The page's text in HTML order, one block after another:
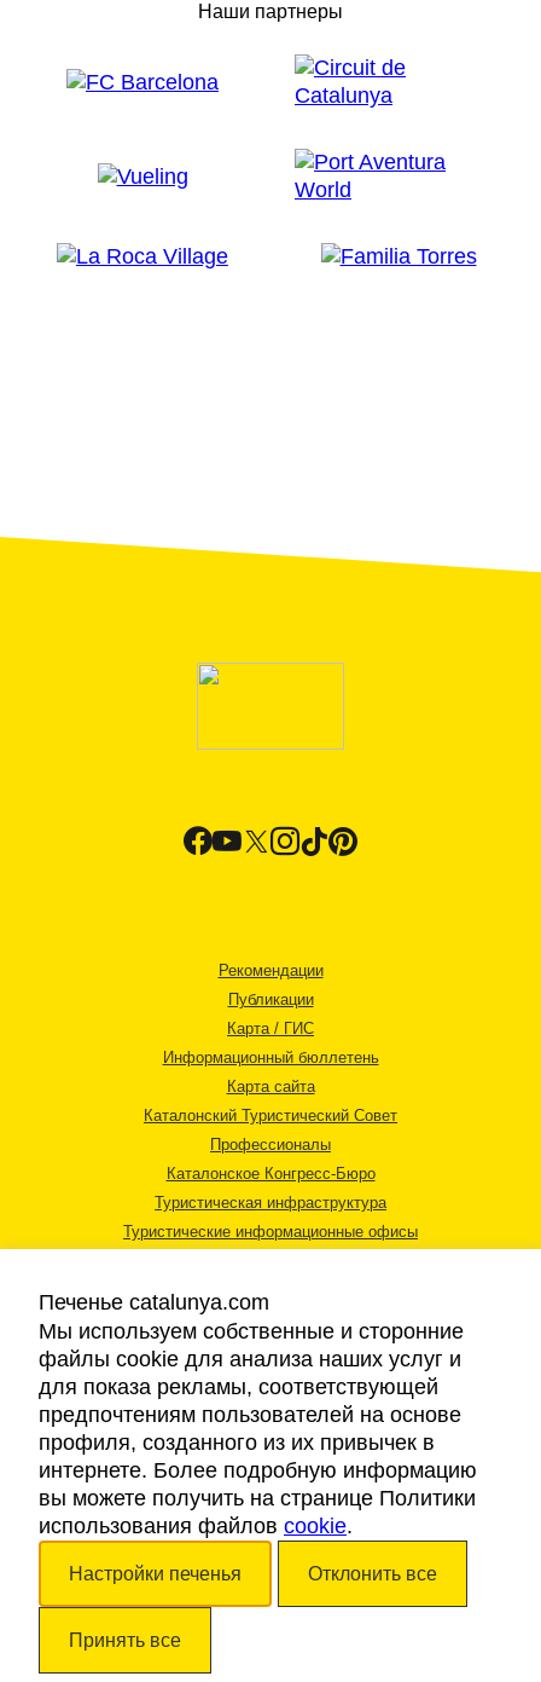
Наши партнеры
Рекомендации
Публикации
Карта / ГИС
Информационный бюллетень
Карта сайта
Каталонский Туристический Совет
Профессионалы
Каталонское Конгресс-Бюро
Туристическая инфраструктура
Туристические информационные офисы
Правовая информация
Cookies
Доступность
Авторские права © 2026. Каталонский Туристический Совет. Все права
Печенье catalunya.com
Мы используем собственные и сторонние
файлы cookie для анализа наших услуг и
для показа рекламы, соответствующей
предпочтениям пользователей на основе
профиля, созданного из их привычек в
интернете. Более подробную информацию
вы можете получить на странице Политики
использования файлов cookie.
Настройки печенья Отклонить все
Принять все